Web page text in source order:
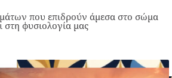
που επιδρούν άμεσα στο σώμα
στη φυσιολογία μας